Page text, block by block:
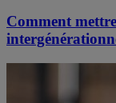
Comment